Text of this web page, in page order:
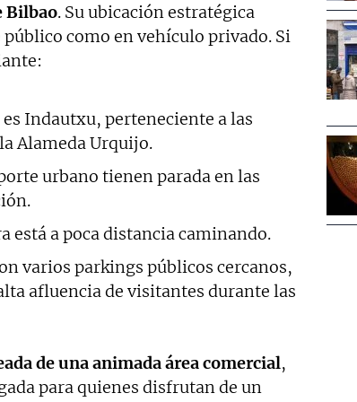
Bilbao. Su ubicación estratégica
como en vehículo privado. Si
Indautxu, perteneciente a las
Alameda Urquijo.
urbano tienen parada en las
está a poca distancia caminando.
varios parkings públicos cercanos,
afluencia de visitantes durante las
de una animada área comercial,
para quienes disfrutan de un